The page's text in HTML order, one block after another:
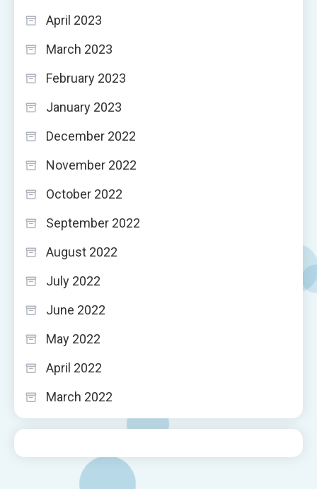
April 2023
March 2023
February 2023
January 2023
December 2022
November 2022
October 2022
September 2022
August 2022
July 2022
June 2022
May 2022
April 2022
March 2022